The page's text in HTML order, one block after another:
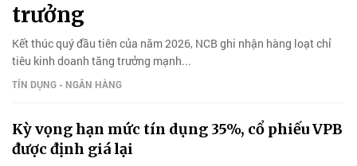
trưởng
Kết thúc quý đầu tiên của năm 2026, NCB ghi nhận hàng loạt chỉ
tiêu kinh doanh tăng trưởng mạnh...
TÍN DỤNG - NGÂN HÀNG
Kỳ vọng hạn mức tín dụng 35%, cổ phiếu VPB
được định giá lại